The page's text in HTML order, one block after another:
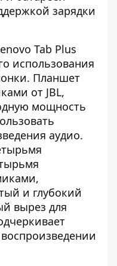
зарядки
Tab Plus
использования
Планшет
от JBL,
мощность
аудио.
и глубокий
вырез для